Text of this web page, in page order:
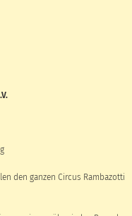
den ganzen Circus Rambazotti